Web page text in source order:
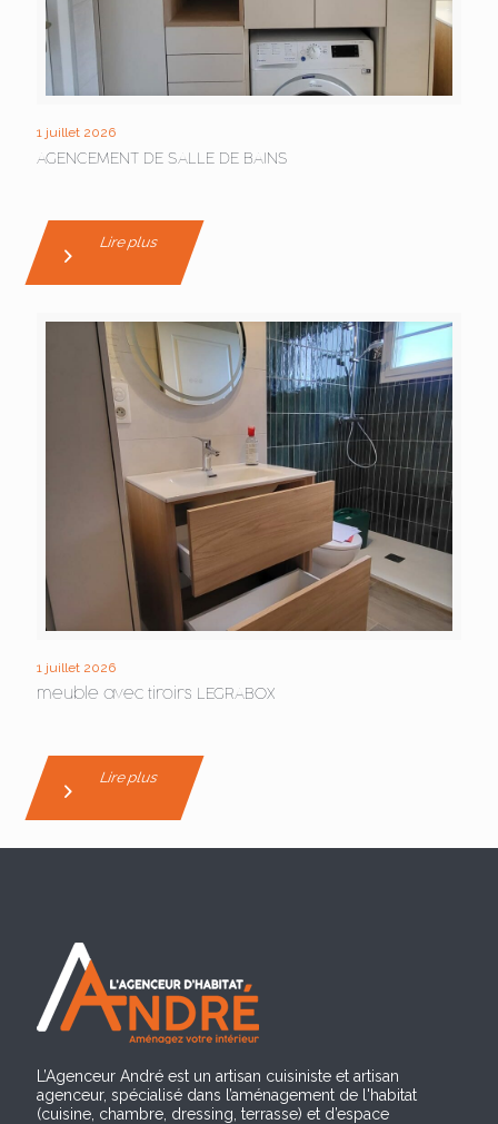
1 juillet 2026
AGENCEMENT DE SALLE DE BAINS
Lire plus
1 juillet 2026
meuble avec tiroirs LEGRABOX
Lire plus
L’Agenceur André est un artisan cuisiniste et artisan
agenceur, spécialisé dans l’aménagement de l'habitat
(cuisine, chambre, dressing, terrasse) et d’espace